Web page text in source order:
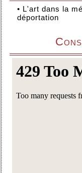
• L'art dans la
déportation